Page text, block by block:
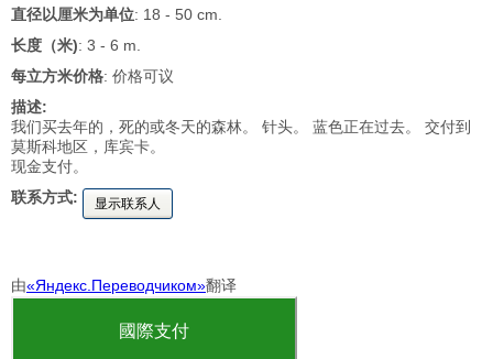
直径以厘米为单位: 18 - 50 cm.
长度（米): 3 - 6 m.
每立方米价格: 价格可议
描述:
我们买去年的，死的或冬天的森林。 针头。 蓝色正在过去。 交付到
莫斯科地区，库宾卡。
现金支付。
联系方式:
显示联系人
由«Яндекс.Переводчиком»翻译
國際支付